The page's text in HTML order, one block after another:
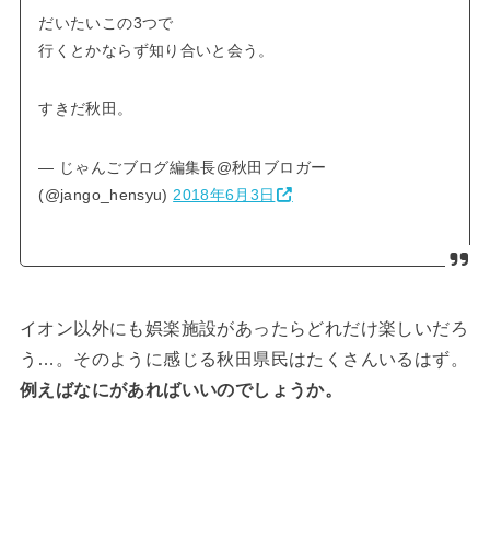
だいたいこの3つで
行くとかならず知り合いと会う。
すきだ秋田。
— じゃんごブログ編集長@秋田ブロガー
(@jango_hensyu) 2018年6月3日
イオン以外にも娯楽施設があったらどれだけ楽しいだろ
う…。そのように感じる秋田県民はたくさんいるはず。
例えばなにがあればいいのでしょうか。